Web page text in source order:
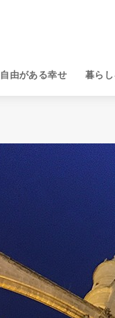
自由がある幸せ 暮ら